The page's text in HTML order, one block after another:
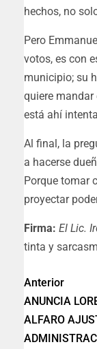
hechos, no
Pero
votos, es con
municipio; su
quiere mandar
está ahí
Al final, la
a hacerse
Porque tomar
proyectar
Firma: El Lic.
tinta y
Anterior
ANUNCIA
ALFARO